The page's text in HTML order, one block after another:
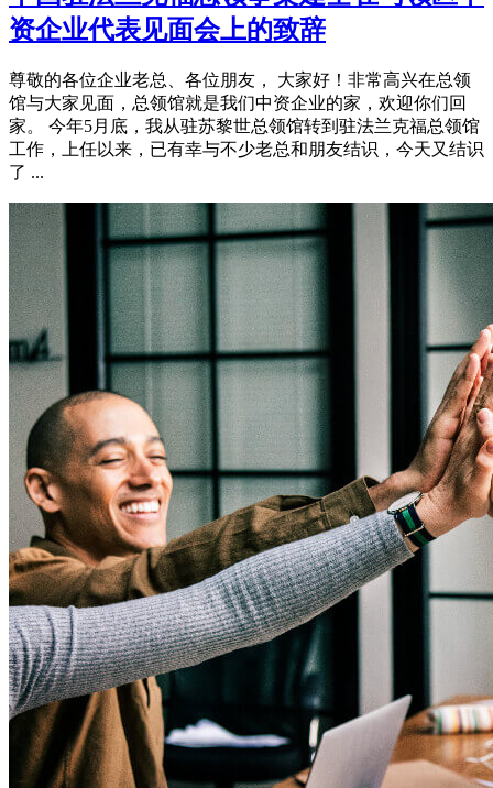
资企业代表见面会上的致辞
尊敬的各位企业老总、各位朋友， 大家好！非常高兴在总领
馆与大家见面，总领馆就是我们中资企业的家，欢迎你们回
家。 今年5月底，我从驻苏黎世总领馆转到驻法兰克福总领馆
工作，上任以来，已有幸与不少老总和朋友结识，今天又结识
了 ...